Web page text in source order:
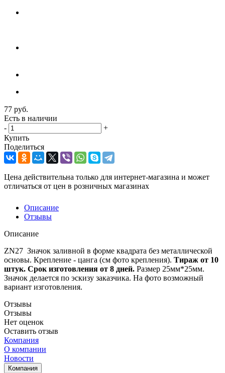
77 руб.
Есть в наличии
-
+
Купить
Поделиться
Цена действительна только для интернет-магазина и может
отличаться от цен в розничных магазинах
Описание
Отзывы
Описание
ZN27 Значок заливной в форме квадрата без металлической
основы. Крепление - цанга (см фото крепления). Тираж от 10
штук. Срок изготовления от 8 дней. Размер 25мм*25мм.
Значок делается по эскизу заказчика. На фото возможный
вариант изготовления.
Отзывы
Отзывы
Нет оценок
Оставить отзыв
Компания
О компании
Новости
Компания